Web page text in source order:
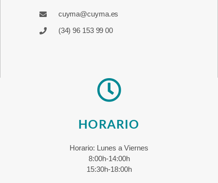
cuyma@cuyma.es
(34) 96 153 99 00
HORARIO
Horario: Lunes a Viernes
8:00h-14:00h
15:30h-18:00h